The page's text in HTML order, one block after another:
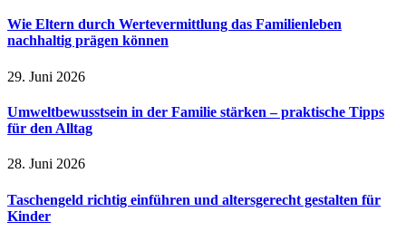
Wie Eltern durch Wertevermittlung das Familienleben
nachhaltig prägen können
29. Juni 2026
Umweltbewusstsein in der Familie stärken – praktische Tipps
für den Alltag
28. Juni 2026
Taschengeld richtig einführen und altersgerecht gestalten für
Kinder